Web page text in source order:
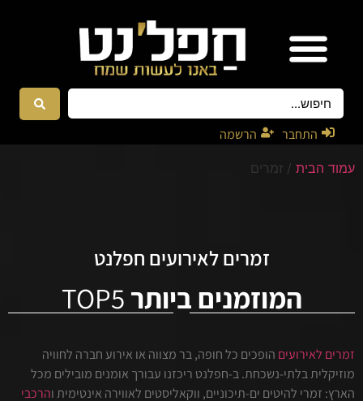
התחבר הרשמה
עמוד הבית / זמרים
זמרים לאירועים חפלנט
המוזמנים ביותר
זמרים לאירועים הופכים כל חופה, בר מצווה או אירוע חברה לחוויה
מוזיקלית בלתי-נשכחת. ב-חפלנט ריכזנו עבורך אומנים מובילים מכל
הארץ: זמרי להיטים ים-תיכוניים, ווקאליסטים לאווירה אינטימית והרכבי